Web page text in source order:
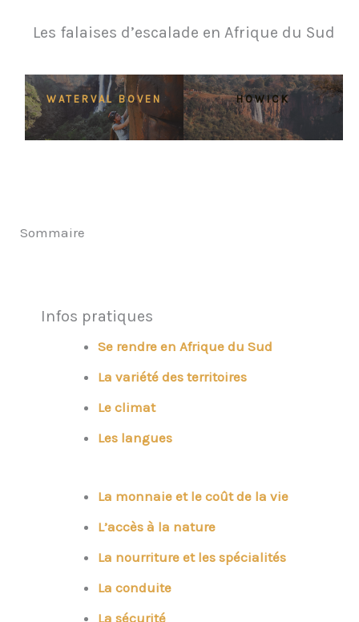
Les falaises d’escalade en Afrique du Sud
WATERVAL BOVEN HOWICK
Sommaire
Infos pratiques
Se rendre en Afrique du Sud
La variété des territoires
Le climat
Les langues
La monnaie et le coût de la vie
L’accès à la nature
La nourriture et les spécialités
La conduite
La sécurité